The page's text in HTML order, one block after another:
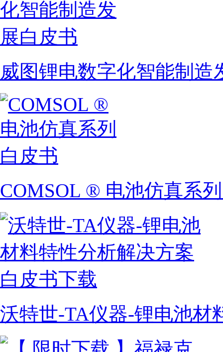
威图锂电数字化智能制造
COMSOL ® 电池仿真系
沃特世-TA仪器-锂电池材